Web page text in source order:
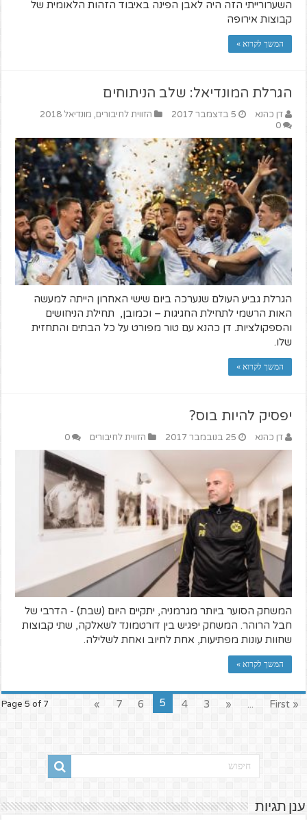
השערורייתי הזה היה לאבן הפינה באיבוד הזהות הלאומית של
קבוצות אירופה
המשך לקרוא »
הגרלת המונדיאל: שלב הניתוחים
דן כהנא 5 בדצמבר 2017 הזווית לחיבורים, מונדיאל 2018
0
הגרלת גביע העולם שנערכה ביום שישי האחרון הייתה למעשה
האות הרשמי לתחילת החגיגות – וכמובן, תחילת הניחושים
והספקולציות. דן כהנא עם טור מפורט על כל הבתים והתחזית
שלו.
המשך לקרוא »
יפסיק להיות בוס?
דן כהנא 25 בנובמבר 2017 הזווית לחיבורים 0
המשחק הסוער ביותר מגרמניה, יתקיים היום (שבת) - הדרבי של
חבל הרוהר. המשחק יפגיש בין דורטמונד לשאלקה, שתי קבוצות
שחוות עונות מפתיעות, אחת לחיוב ואחת לשלילה.
המשך לקרוא »
Page 5 of 7 « First
...
«
3
4
5
6
7
»
ענן תגיות